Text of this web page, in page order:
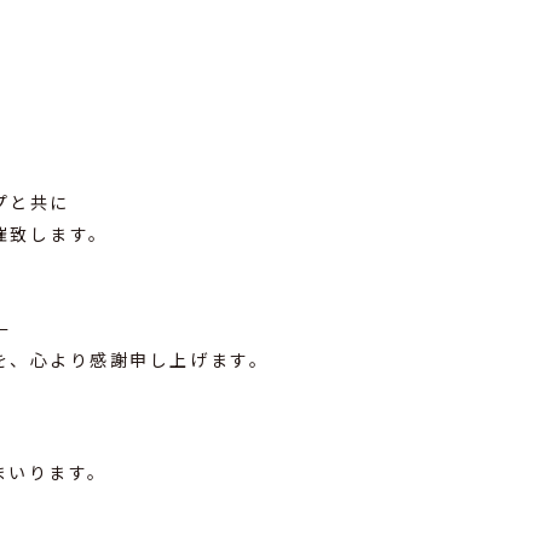
と共に
します。
心より感謝申し上げます。
ります。